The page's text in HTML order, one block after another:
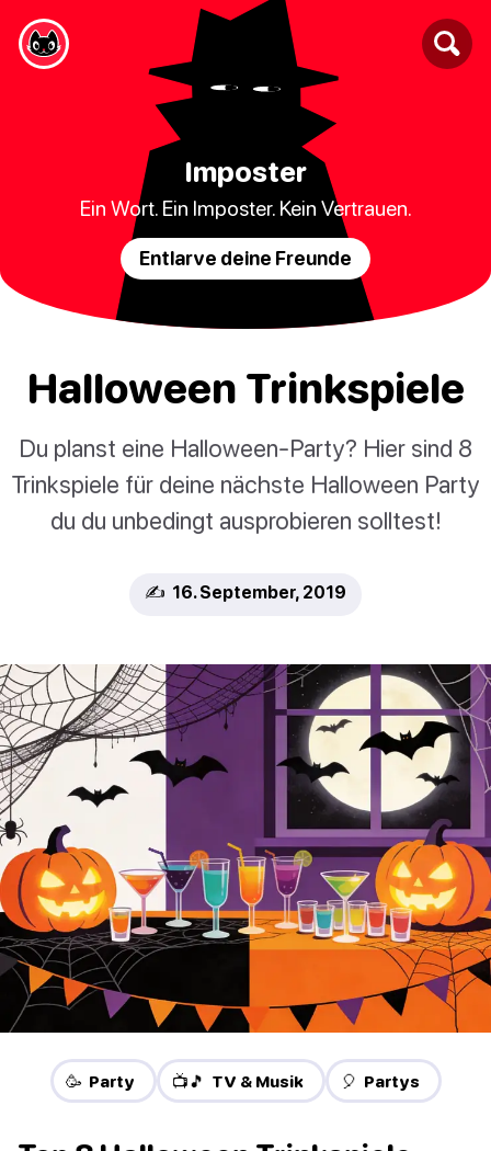
Imposter
Ein Wort. Ein Imposter. Kein Vertrauen.
Entlarve deine Freunde
Halloween Trinkspiele
Du planst eine Halloween-Party? Hier sind 8
Trinkspiele für deine nächste Halloween Party
du du unbedingt ausprobieren solltest!
✍️ 16. September, 2019
🥳 Party 📺🎵 TV & Musik 🎈 Partys